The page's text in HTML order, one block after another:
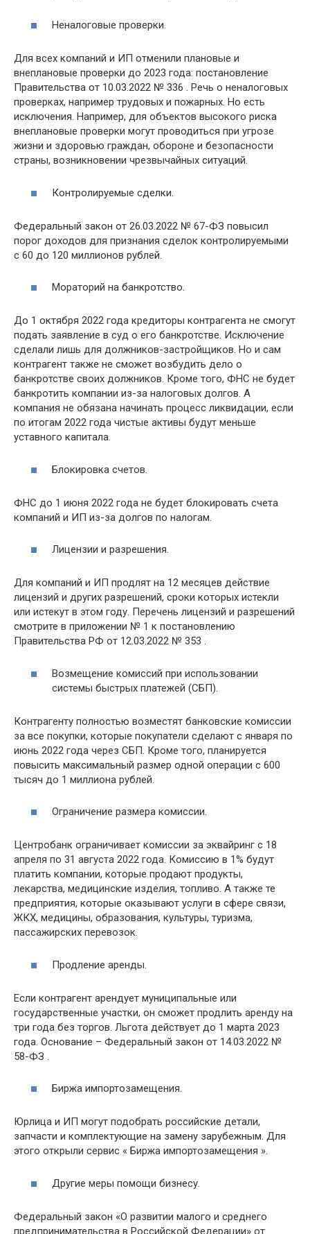
Неналоговые проверки.
Для всех компаний и ИП отменили плановые и
внеплановые проверки до 2023 года: постановление
Правительства от 10.03.2022 № 336 . Речь о неналоговых
проверках, например трудовых и пожарных. Но есть
исключения. Например, для объектов высокого риска
внеплановые проверки могут проводиться при угрозе
жизни и здоровью граждан, обороне и безопасности
страны, возникновении чрезвычайных ситуаций.
Контролируемые сделки.
Федеральный закон от 26.03.2022 № 67-ФЗ повысил
порог доходов для признания сделок контролируемыми
с 60 до 120 миллионов рублей.
Мораторий на банкротство.
До 1 октября 2022 года кредиторы контрагента не смогут
подать заявление в суд о его банкротстве. Исключение
сделали лишь для должников-застройщиков. Но и сам
контрагент также не сможет возбудить дело о
банкротстве своих должников. Кроме того, ФНС не будет
банкротить компании из-за налоговых долгов. А
компания не обязана начинать процесс ликвидации, если
по итогам 2022 года чистые активы будут меньше
уставного капитала.
Блокировка счетов.
ФНС до 1 июня 2022 года не будет блокировать счета
компаний и ИП из-за долгов по налогам.
Лицензии и разрешения.
Для компаний и ИП продлят на 12 месяцев действие
лицензий и других разрешений, сроки которых истекли
или истекут в этом году. Перечень лицензий и разрешений
смотрите в приложении № 1 к постановлению
Правительства РФ от 12.03.2022 № 353 .
Возмещение комиссий при использовании
системы быстрых платежей (СБП).
Контрагенту полностью возместят банковские комиссии
за все покупки, которые покупатели сделают с января по
июнь 2022 года через СБП. Кроме того, планируется
повысить максимальный размер одной операции с 600
тысяч до 1 миллиона рублей.
Ограничение размера комиссии.
Центробанк ограничивает комиссии за эквайринг с 18
апреля по 31 августа 2022 года. Комиссию в 1% будут
платить компании, которые продают продукты,
лекарства, медицинские изделия, топливо. А также те
предприятия, которые оказывают услуги в сфере связи,
ЖКХ, медицины, образования, культуры, туризма,
пассажирских перевозок.
Продление аренды.
Если контрагент арендует муниципальные или
государственные участки, он сможет продлить аренду на
три года без торгов. Льгота действует до 1 марта 2023
года. Основание – Федеральный закон от 14.03.2022 №
58-ФЗ .
Биржа импортозамещения.
Юрлица и ИП могут подобрать российские детали,
запчасти и комплектующие на замену зарубежным. Для
этого открыли сервис « Биржа импортозамещения ».
Другие меры помощи бизнесу.
Федеральный закон «О развитии малого и среднего
предпринимательства в Российской Федерации» от